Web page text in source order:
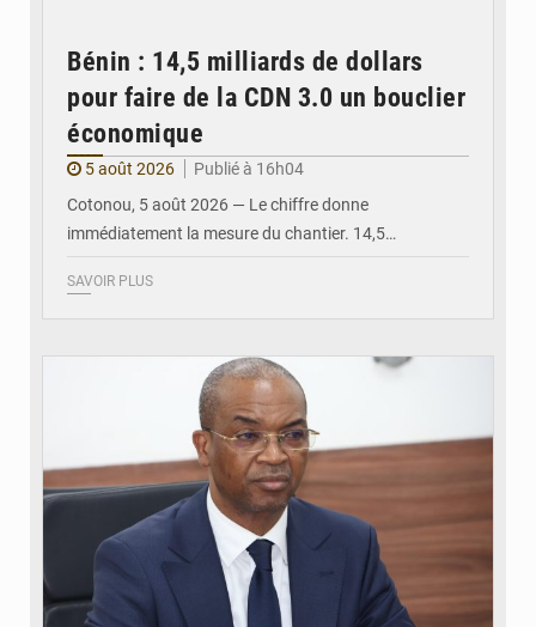
Bénin : 14,5 milliards de dollars
pour faire de la CDN 3.0 un bouclier
économique
5 août 2026
Publié à 16h04
Cotonou, 5 août 2026 — Le chiffre donne
immédiatement la mesure du chantier. 14,5…
SAVOIR PLUS